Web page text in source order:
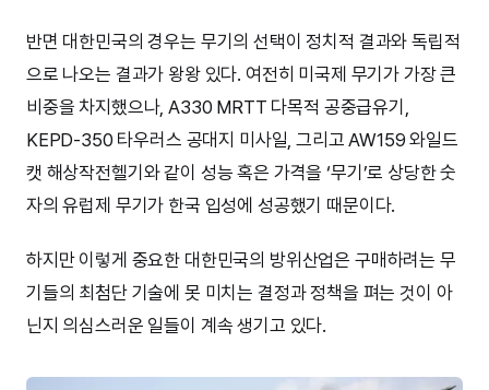
반면 대한민국의 경우는 무기의 선택이 정치적 결과와 독립적
으로 나오는 결과가 왕왕 있다. 여전히 미국제 무기가 가장 큰
비중을 차지했으나, A330 MRTT 다목적 공중급유기,
KEPD-350 타우러스 공대지 미사일, 그리고 AW159 와일드
캣 해상작전헬기와 같이 성능 혹은 가격을 ‘무기’로 상당한 숫
자의 유럽제 무기가 한국 입성에 성공했기 때문이다.
하지만 이렇게 중요한 대한민국의 방위산업은 구매하려는 무
기들의 최첨단 기술에 못 미치는 결정과 정책을 펴는 것이 아
닌지 의심스러운 일들이 계속 생기고 있다.